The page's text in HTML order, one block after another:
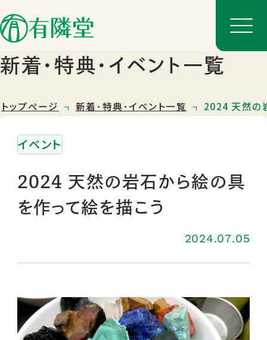
店舗一覧
新着･特典･イベント一覧
トップページ 新着･特典･イベント一覧 2024 天然の
イベント
2024 天然の岩石から絵の具
を作って絵を描こう
2024.07.05